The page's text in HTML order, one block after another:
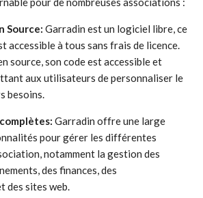
Source: Garradin est un logiciel libre, ce
accessible à tous sans frais de licence.
source, son code est accessible et
aux utilisateurs de personnaliser le
besoins.
Garradin offre une large
pour gérer les différentes
notamment la gestion des
des finances, des
des sites web.